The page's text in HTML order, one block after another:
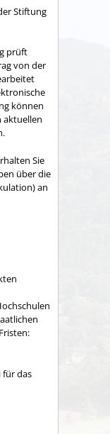
Stiftung
prüft
von der
können
aktuellen
Sie
über die
an
für das